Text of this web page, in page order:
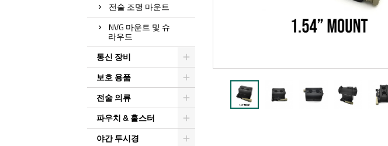
전술 조명 마운트
NVG 마운트 및 슈
라우드
통신 장비
보호 용품
전술 의류
파우치 & 홀스터
야간 투시경